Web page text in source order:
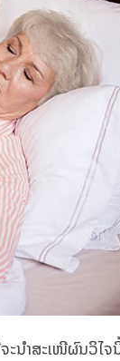
າສະເໜີຜົນວິໄຈ